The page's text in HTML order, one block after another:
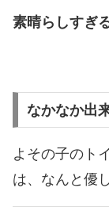
素晴らしすぎ
なかなか出
よその子のト
は、なんと優